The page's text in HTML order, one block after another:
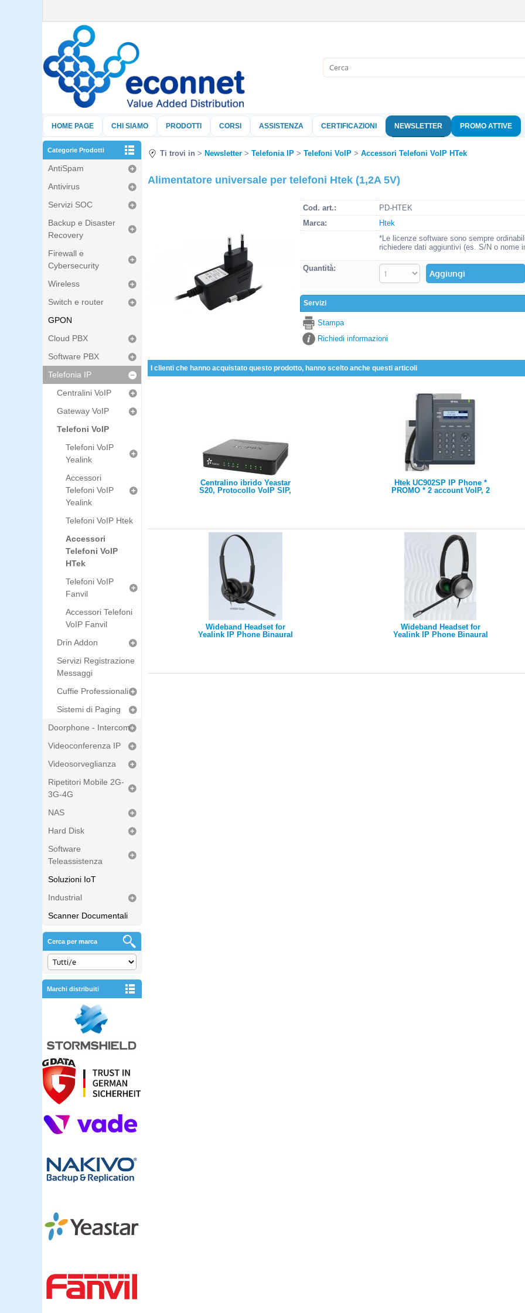
nome utente e
clicca sul
Hai perso
HOME PAGE CHI SIAMO PRODOTTI CORSI ASSISTENZA CERTIFICAZIONI NEWSLETTER PROMO ATTIVE
Categorie Prodotti
AntiSpam
Antivirus
Servizi SOC
Backup e Disaster
Recovery
Firewall e
Cybersecurity
Wireless
Switch e router
GPON
Cloud PBX
Software PBX
Telefonia IP
Centralini VoIP
Gateway VoIP
Telefoni VoIP
Telefoni VoIP
Yealink
Accessori
Telefoni VoIP
Yealink
Telefoni VoIP Htek
Accessori
Telefoni VoIP
HTek
Telefoni VoIP
Fanvil
Accessori Telefoni
VoIP Fanvil
Drin Addon
Servizi Registrazione
Messaggi
Cuffie Professionali
Sistemi di Paging
Doorphone - Intercom
Videoconferenza IP
Videosorveglianza
Ripetitori Mobile 2G-
3G-4G
NAS
Hard Disk
Software
Teleassistenza
Soluzioni IoT
Industrial
Scanner Documentali
Cerca per marca
Marchi distribuiti
Ti trovi in Newsletter Telefonia IP Telefoni VoIP Accessori Telefoni VoIP HTek
Alimentatore universale per telefoni Htek (1,2A 5V)
Cod. art.:
PD-HTEK
Marca:
Htek
*Le licenze software sono sempre
richiedere dati aggiuntivi (es. S/N o nome
Quantità:
Servizi
Stampa
Richiedi informazioni
I clienti che hanno acquistato questo prodotto, hanno scelto anche questi articoli
Centralino ibrido Yeastar
S20, Protocollo VoIP SIP,
Htek UC902SP IP Phone *
PROMO * 2 account VoIP, 2
Wideband Headset for
Yealink IP Phone Binaural
Wideband Headset for
Yealink IP Phone Binaural